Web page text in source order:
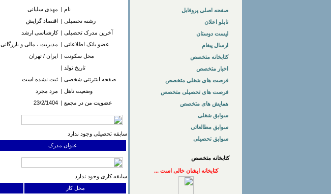
صفحه اصلی پروفایل
تابلو اعلان
لیست دوستان
ارسال پیغام
کتابخانه متخصص
اخبار متخصص
فرصت های شغلی متخصص
فرصت های تحصیلی متخصص
همایش های متخصص
سوابق شغلی
سوابق مطالعاتی
سوابق تحصیلی
کتابخانه متخصص
کتابخانه ایشان خالی است ...
نام |
مهدی سلیانی
رشته تحصیلی |
اقتصاد گرایش
آخرین مدرک تحصیلی | کارشناسی ارشد
عضو بانک اطلاعاتی |
مدیریت ، مالی و بازرگانی
محل سکونت |
ايران / تهران
تاریخ تولد |
صفحه اینترنتی شخصی | ثبت نشده است
وضعیت تاهل |
مرد مجرد
عضویت من در مجمع | 23/2/1404
سابقه تحصیلی وجود ندارد
عنوان مدرک
سابقه کاری وجود ندارد
محل کار